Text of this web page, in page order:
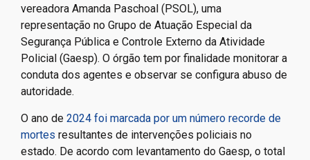
vereadora Amanda Paschoal (PSOL), uma
representação no Grupo de Atuação Especial da
Segurança Pública e Controle Externo da Atividade
Policial (Gaesp). O órgão tem por finalidade monitorar a
conduta dos agentes e observar se configura abuso de
autoridade.
O ano de 2024 foi marcada por um número recorde de
mortes resultantes de intervenções policiais no
estado. De acordo com levantamento do Gaesp, o total